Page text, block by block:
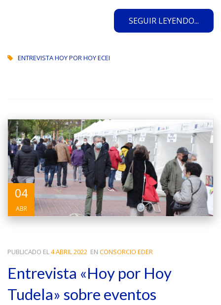
SEGUIR LEYENDO...
ENTREVISTA HOY POR HOY ECEI
04
ABR
PUBLICADO EL 4 ABRIL 2022 EN CONSORCIO EDER
Entrevista «Hoy por Hoy
Tudela» sobre eventos